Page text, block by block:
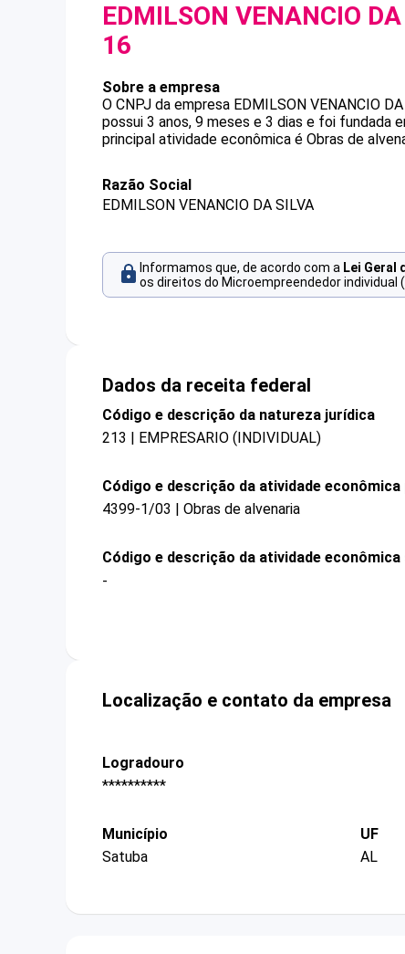
EDMILSON VENANCIO
16
Sobre a empresa
O CNPJ da empresa EDMILSON VENANCIO
possui 3 anos, 9 meses e 3 dias e foi fundada
principal atividade econômica é Obras de
Razão Social
EDMILSON VENANCIO DA SILVA
Informamos que, de acordo com a Lei Geral
os direitos do Microempreendedor individual
Dados da receita federal
Código e descrição da natureza jurídica
213 | EMPRESARIO (INDIVIDUAL)
Código e descrição da atividade econômica
4399-1/03 | Obras de alvenaria
Código e descrição da atividade econômica
-
Localização e contato da empresa
Logradouro
**********
Município
Satuba
UF
AL